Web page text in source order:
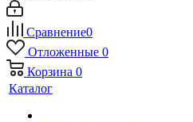
Сравнение0
Отложенные 0
Корзина 0
Каталог